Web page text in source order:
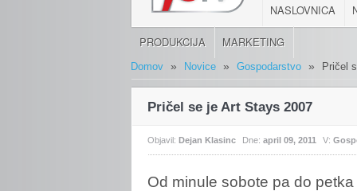
NASLOVNICA
PRODUKCIJA MARKETING
Domov » Novice » Gospodarstvo » Pričel
Pričel se je Art Stays 2007
Objavil:Dejan Klasinc Dne:april 09, 2011 V:
Od minule sobote pa do